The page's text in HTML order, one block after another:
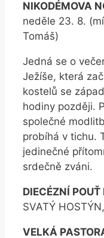
NIKODÉMOVA
neděle 23. 8.
Tomáš)
Jedná se o
Ježíše, která
kostelů se
hodiny později.
společné
probíhá v tichu.
jedinečné
srdečně zváni.
DIECÉZNÍ POUŤ
SVATÝ
VELKÁ